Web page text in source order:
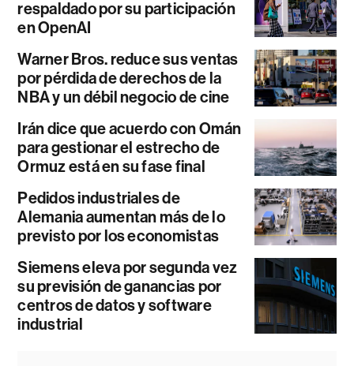
respaldado por su participación
en OpenAI
Warner Bros. reduce sus ventas
por pérdida de derechos de la
NBA y un débil negocio de cine
Irán dice que acuerdo con Omán
para gestionar el estrecho de
Ormuz está en su fase final
Pedidos industriales de
Alemania aumentan más de lo
previsto por los economistas
Siemens eleva por segunda vez
su previsión de ganancias por
centros de datos y software
industrial